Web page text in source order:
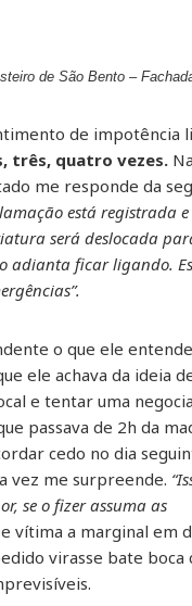
de São Bento –
de impotência
três, quatro vezes.
me responde da
está registrada
será deslocada
adianta ficar ligando.
o que ele
ele achava da ideia
e tentar uma
passava de 2h da
cedo no dia
vez me surpreende.
se o fizer assuma as
vítima a marginal em
virasse bate boca